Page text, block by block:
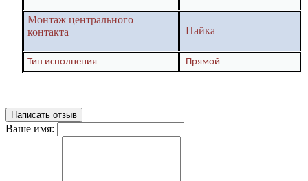
Монтаж центрального
контакта
Пайка
Тип исполнения Прямой
Написать отзыв
Ваше имя: